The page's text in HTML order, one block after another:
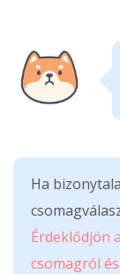
Ha
Érdeklődjön
csomagról